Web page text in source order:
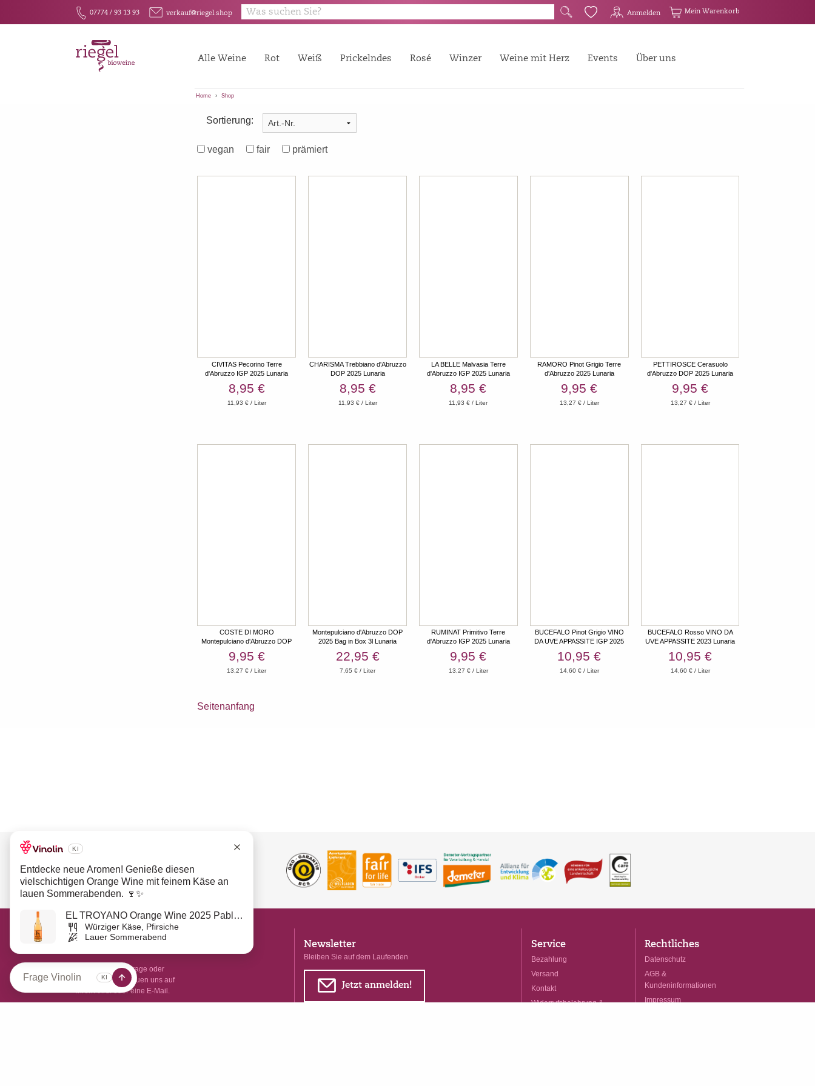
F 07774 / 93 13 93 E verkauf@riegel.shop Q G Anmelden Mein Warenkorb
Alle Weine Rot Weiß Prickelndes Rosé Winzer Weine mit Herz Events Über uns
Home Shop
Sortierung:
vegan fair prämiert
CIVITAS Pecorino Terre
d'Abruzzo IGP 2025 Lunaria
8,95 €
11,93 € / Liter
CHARISMA Trebbiano d'Abruzzo
DOP 2025 Lunaria
8,95 €
11,93 € / Liter
LA BELLE Malvasia Terre
d'Abruzzo IGP 2025 Lunaria
8,95 €
11,93 € / Liter
RAMORO Pinot Grigio Terre
d'Abruzzo 2025 Lunaria
9,95 €
13,27 € / Liter
PETTIROSCE Cerasuolo
d'Abruzzo DOP 2025 Lunaria
9,95 €
13,27 € / Liter
COSTE DI MORO
Montepulciano d'Abruzzo DOP
9,95 €
13,27 € / Liter
Montepulciano d'Abruzzo DOP
2025 Bag in Box 3l Lunaria
22,95 €
7,65 € / Liter
RUMINAT Primitivo Terre
d'Abruzzo IGP 2025 Lunaria
9,95 €
13,27 € / Liter
BUCEFALO Pinot Grigio VINO
DA UVE APPASSITE IGP 2025
10,95 €
14,60 € / Liter
BUCEFALO Rosso VINO DA
UVE APPASSITE 2023 Lunaria
10,95 €
14,60 € / Liter
Seitenanfang
Unsere Qualität für Sie!
Sie haben eine Frage oder
Feedback? Wir freuen uns auf
Ihren Anruf oder eine E-Mail.
Newsletter
Bleiben Sie auf dem Laufenden
E Jetzt anmelden!
Service
Bezahlung
Versand
Kontakt
Widerrufsbelehrung & -
Rechtliches
Datenschutz
AGB &
Kundeninformationen
Impressum